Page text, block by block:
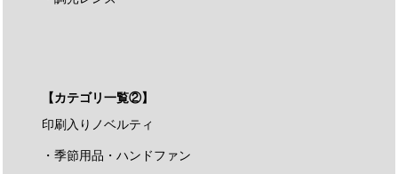
【カテゴリ一覧②】
印刷入りノベルティ
・季節用品・ハンドファン